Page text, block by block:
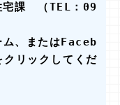
宅課　（TEL：09
ム、またはFaceb
リックしてくだ